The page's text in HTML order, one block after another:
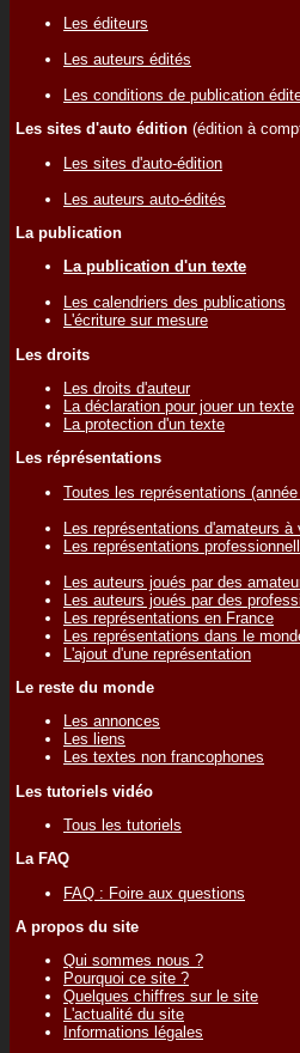
Les éditeurs
Les auteurs édités
Les conditions de publication
Les sites d'auto édition (édition à
Les sites d'auto-édition
Les auteurs auto-édités
La publication
La publication d'un texte
Les calendriers des publications
L'écriture sur mesure
Les droits
Les droits d'auteur
La déclaration pour jouer un texte
La protection d'un texte
Les réprésentations
Toutes les représentations
Les représentations d'amateurs à
Les représentations
Les auteurs joués par des
Les auteurs joués par des
Les représentations en France
Les représentations dans le
L'ajout d'une représentation
Le reste du monde
Les annonces
Les liens
Les textes non francophones
Les tutoriels vidéo
Tous les tutoriels
La FAQ
FAQ : Foire aux questions
A propos du site
Qui sommes nous ?
Pourquoi ce site ?
Quelques chiffres sur le site
L'actualité du site
Informations légales